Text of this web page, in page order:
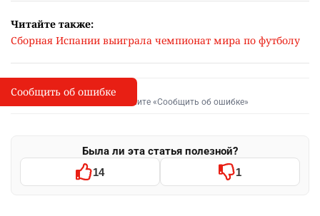
Читайте также:
Сборная Испании выиграла чемпионат мира по футболу
I
Сообщить об опечатке
Выделите фрагмент и нажмите «Сообщить об ошибке»
Была ли эта статья полезной?
14 1
Сообщить об ошибке